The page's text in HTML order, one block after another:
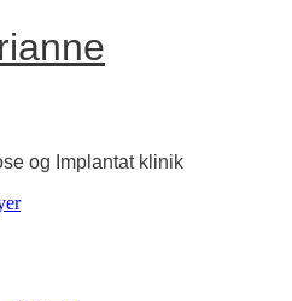
og Implantat klinik